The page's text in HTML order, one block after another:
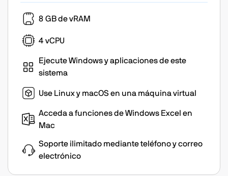
8 GB de vRAM
4 vCPU
Ejecute Windows y aplicaciones de este
sistema
Use Linux y macOS en una máquina virtual
Acceda a funciones de Windows Excel en
Mac
Soporte ilimitado mediante teléfono y correo
electrónico